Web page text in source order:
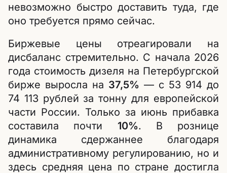
невозможно быстро доставить туда, где
оно требуется прямо сейчас.
Биржевые цены отреагировали на
дисбаланс стремительно. С начала 2026
года стоимость дизеля на Петербургской
бирже выросла на 37,5% — с 53 914 до
74 113 рублей за тонну для европейской
части России. Только за июнь прибавка
составила почти 10%. В рознице
динамика сдержаннее благодаря
административному регулированию, но и
здесь средняя цена по стране достигла